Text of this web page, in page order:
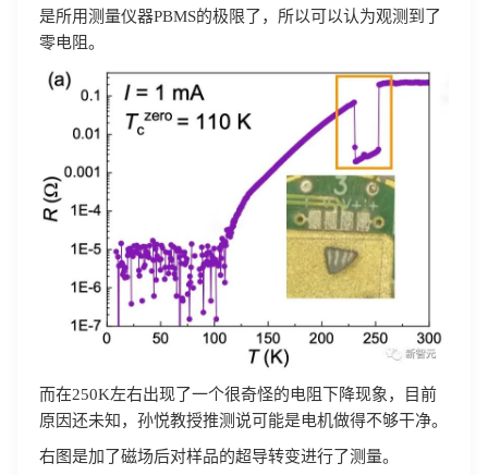
是所用测量仪器PBMS的极限了，所以可以认为观测到了
零电阻。
而在250K左右出现了一个很奇怪的电阻下降现象，目前
原因还未知，孙悦教授推测说可能是电机做得不够干净。
右图是加了磁场后对样品的超导转变进行了测量。